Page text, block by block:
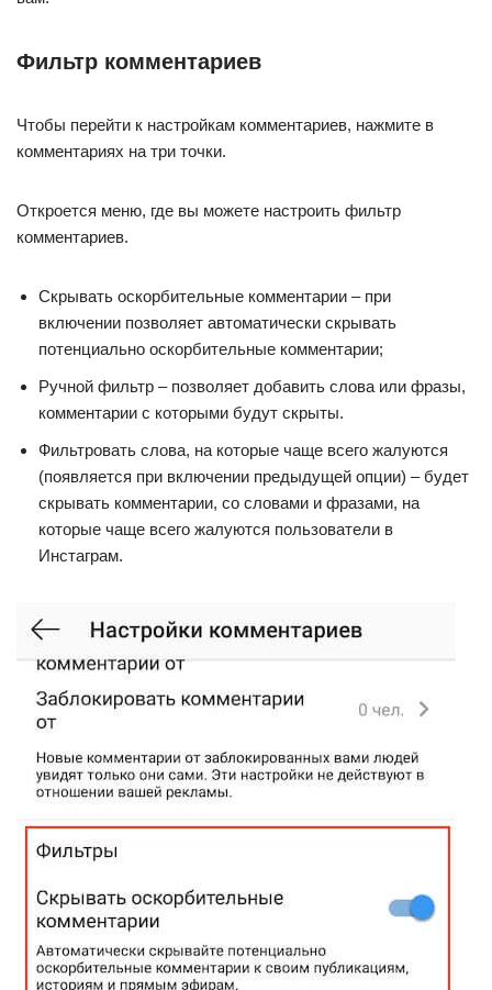
Фильтр комментариев
Чтобы перейти к настройкам комментариев, нажмите в
комментариях на три точки.
Откроется меню, где вы можете настроить фильтр
комментариев.
Скрывать оскорбительные комментарии – при
включении позволяет автоматически скрывать
потенциально оскорбительные комментарии;
Ручной фильтр – позволяет добавить слова или фразы,
комментарии с которыми будут скрыты.
Фильтровать слова, на которые чаще всего жалуются
(появляется при включении предыдущей опции) – будет
скрывать комментарии, со словами и фразами, на
которые чаще всего жалуются пользователи в
Инстаграм.